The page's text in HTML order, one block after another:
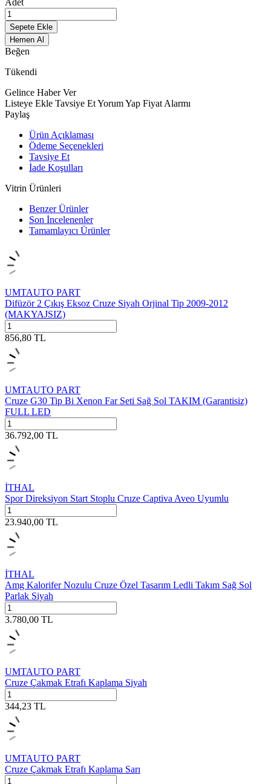
Sepete Ekle
Hemen Al
Beğen
Tükendi
Gelince Haber Ver
Listeye Ekle Tavsiye EtYorum Yap Fiyat Alarmı
Paylaş
Ürün Açıklaması
Ödeme Seçenekleri
Tavsiye Et
İade Koşulları
Vitrin Ürünleri
Benzer Ürünler
Son İncelenenler
Tamamlayıcı Ürünler
UMTAUTO PART
Difüzör 2 Çıkış Eksoz Cruze Siyah Orjinal Tip 2009-2012
(MAKYAJSIZ)
856,80 TL
UMTAUTO PART
Cruze G30 Tip Bi Xenon Far Seti Sağ Sol TAKIM (Garantisiz)
FULL LED
36.792,00 TL
İTHAL
Spor Direksiyon Start Stoplu Cruze Captiva Aveo Uyumlu
23.940,00 TL
İTHAL
Amg Kalorifer Nozulu Cruze Özel Tasarım Ledli Takım Sağ Sol
Parlak Siyah
3.780,00 TL
UMTAUTO PART
Cruze Çakmak Etrafı Kaplama Siyah
344,23 TL
UMTAUTO PART
Cruze Çakmak Etrafı Kaplama Sarı